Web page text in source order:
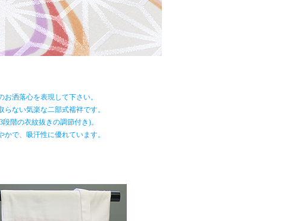
洒落心を表現して下さい。
ない気楽な二部式襦袢です。
階の衣紋抜きの調節付き)。
で、吸汗性に優れています。